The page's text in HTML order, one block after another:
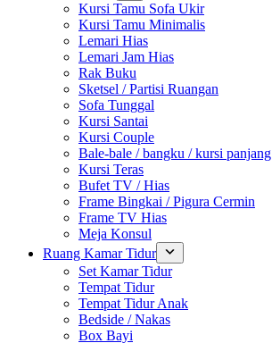
Kursi Tamu Sofa Ukir
Kursi Tamu Minimalis
Lemari Hias
Lemari Jam Hias
Rak Buku
Sketsel / Partisi Ruangan
Sofa Tunggal
Kursi Santai
Kursi Couple
Bale-bale / bangku / kursi panjang
Kursi Teras
Bufet TV / Hias
Frame Bingkai / Pigura Cermin
Frame TV Hias
Meja Konsul
Ruang Kamar Tidur
Set Kamar Tidur
Tempat Tidur
Tempat Tidur Anak
Bedside / Nakas
Box Bayi